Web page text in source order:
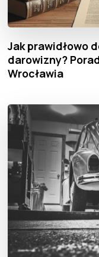
Jak prawidłowo
darowizny?
Wrocławia